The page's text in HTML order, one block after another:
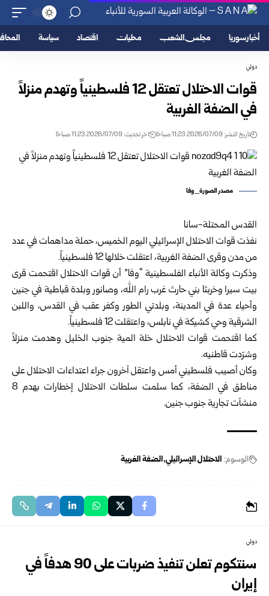
أخبار سوريا مجلس الشعب محليات اقتصاد سياسة
دولي
قوات الاحتلال تعتقل 12 فلسطينياً وتهدم منزلاً
في الضفة الغربية
تاريخ النشر: 2026/07/09 11:23 صباحًا اخر تحديث: 2026/07/09 11:23 صباحًا
مصدر الصورة_وفا
القدس المحتلة-سانا
نفذت قوات الاحتلال الإسرائيلي اليوم الخميس، حملة مداهمات في عدد
من مدن وقرى الضفة الغربية، اعتقلت خلالها 12 فلسطينياً.
وذكرت وكالة الأنباء الفلسطينية “وفا” أن قوات الاحتلال اقتحمت قرى
بيت سيرا وخربثا بني حارث غرب رام الله، وصانور وبلدة قباطية في جنين
وأحياء عدة في المدينة، وبلدتي الطور وكفر عقب في القدس، واللبن
الشرقية وحي كشيكة في نابلس، واعتقلت 12 فلسطينياً.
كما اقتحمت قوات الاحتلال خلة المية جنوب الخليل وهدمت منزلاً
وشرّدت قاطنيه.
وكان أصيب فلسطيني أمس واعتقل آخرون جراء اعتداءات الاحتلال على
مناطق في الضفة، كما سلمت سلطات الاحتلال إخطارات بهدم 8
منشآت تجارية جنوب جنين.
الوسوم: الاحتلال الإسرائيلي الضفة الغربية
دولي
سنتكوم تعلن تنفيذ ضربات على 90 هدفاً في
إيران